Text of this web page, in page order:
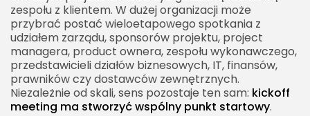
zespołu z klientem. W dużej organizacji może
przybrać postać wieloetapowego spotkania z
udziałem zarządu, sponsorów projektu, project
managera, product ownera, zespołu wykonawczego,
przedstawicieli działów biznesowych, IT, finansów,
prawników czy dostawców zewnętrznych.
Niezależnie od skali, sens pozostaje ten sam: kickoff
meeting ma stworzyć wspólny punkt startowy.
projektu